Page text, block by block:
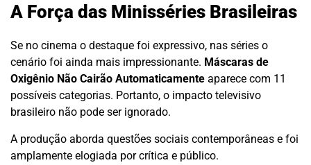
A Força das Minisséries Brasileiras
Se no cinema o destaque foi expressivo, nas séries o
cenário foi ainda mais impressionante. Máscaras de
Oxigênio Não Cairão Automaticamente aparece com 11
possíveis categorias. Portanto, o impacto televisivo
brasileiro não pode ser ignorado.
A produção aborda questões sociais contemporâneas e foi
amplamente elogiada por crítica e público.